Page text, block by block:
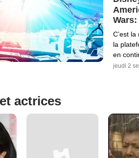
C’est
la
en
jeudi 2
actrices